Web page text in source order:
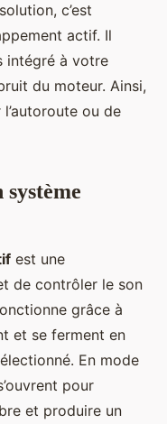
c’est
actif. Il
intégré à votre
du moteur. Ainsi,
ou de
est une
de contrôler le son
grâce à
et se ferment en
En mode
pour
et produire un